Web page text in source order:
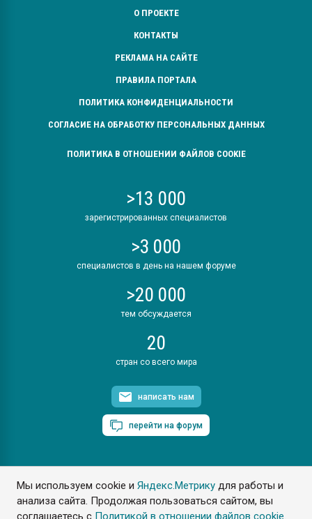
Мы используем cookie иЯндекс.Метрику для работы и
анализа сайта. Продолжая пользоваться сайтом, вы
соглашаетесь с Политикой в отношении файлов cookie
О ПРОЕКТЕ
КОНТАКТЫ
РЕКЛАМА НА САЙТЕ
ПРАВИЛА ПОРТАЛА
ПОЛИТИКА КОНФИДЕНЦИАЛЬНОСТИ
СОГЛАСИЕ НА ОБРАБОТКУ ПЕРСОНАЛЬНЫХ ДАННЫХ
ПОЛИТИКА В ОТНОШЕНИИ ФАЙЛОВ COOKIE
>13 000
зарегистрированных специалистов
>3 000
специалистов в день на нашем форуме
>20 000
тем обсуждается
20
стран со всего мира
написать нам
перейти на форум
ПластЭксперт © 2006. Все права защищены
Разрешается копирование материалов сайта с обязательной
ссылкой на www.e-plastic.ru